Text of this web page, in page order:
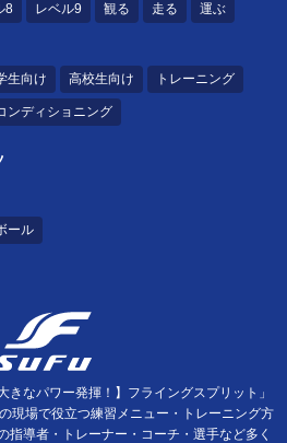
8 レベル9 観る 走る 運ぶ
生向け 高校生向け トレーニング
ンディショニング
ール
なパワー発揮！】フライングスプリット」
現場で役立つ練習メニュー・トレーニング方
指導者・トレーナー・コーチ・選手など多く